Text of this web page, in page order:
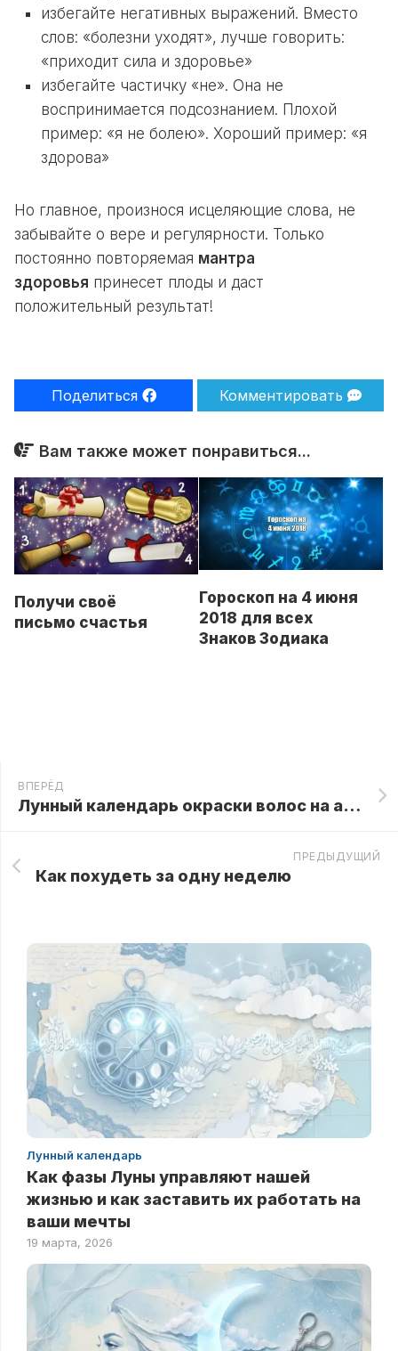
избегайте негативных выражений. Вместо
слов: «болезни уходят», лучше говорить:
«приходит сила и здоровье»
избегайте частичку «не». Она не
воспринимается подсознанием. Плохой
пример: «я не болею». Хороший пример: «я
здорова»
Но главное, произнося исцеляющие слова, не
забывайте о вере и регулярности. Только
постоянно повторяемая мантра
здоровья принесет плоды и даст
положительный результат!
Поделиться Комментировать
Вам также может понравиться...
Получи своё
письмо счастья
Гороскоп на 4 июня
2018 для всех
Знаков Зодиака
ВПЕРЁД
Лунный календарь окраски волос на апрель 2018 года
ПРЕДЫДУЩИЙ
Как похудеть за одну неделю
Лунный календарь
Как фазы Луны управляют нашей
жизнью и как заставить их работать на
ваши мечты
19 марта, 2026